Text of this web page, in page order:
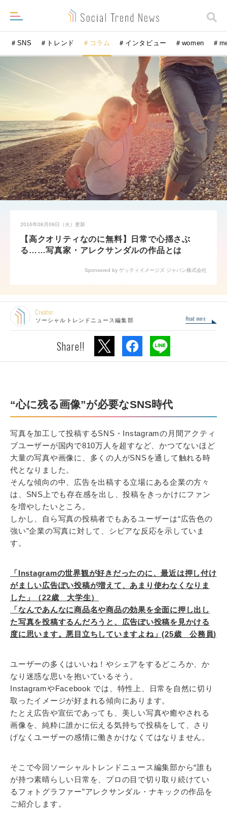
＃SNS ＃トレンド ＃コラム ＃インタビュー ＃women ＃
2016年08月09日（火） 更新
【高クオリティなのに無料】日常で心揺さぶ
る……写真家・アレクサンダルの作品とは
Sponsored by ゲッティイメージズ ジャパン株式会社
Creator
ソーシャルトレンドニュース編集部 Read more
Share!!
“心に残る画像”が必要なSNS時代
写真を加工して投稿するSNS・Instagramの月間アクティ
ブユーザーが国内で810万人を超すなど、かつてないほど
大量の写真や画像に、多くの人がSNSを通して触れる時
代となりました。
そんな傾向の中、広告を出稿する立場にある企業の方々
は、SNS上でも存在感を出し、投稿をきっかけにファン
を増やしたいところ。
しかし、自ら写真の投稿者でもあるユーザーは“広告色の
強い”企業の写真に対して、シビアな反応を示していま
す。
「Instagramの世界観が好きだったのに、最近は押し付け
がましい広告ぽい投稿が増えて、あまり使わなくなりま
した」（22歳 大学生）
「なんであんなに商品名や商品の効果を全面に押し出し
た写真を投稿するんだろうと、広告ぽい投稿を見かける
度に思います。悪目立ちしていますよね」(25歳 公務員)
ユーザーの多くはいいね！やシェアをするどころか、か
なり迷惑な思いを抱いているそう。
InstagramやFacebook では、特性上、日常を自然に切り
取ったイメージが好まれる傾向にあります。
たとえ広告や宣伝であっても、美しい写真や癒やされる
画像を、純粋に誰かに伝える気持ちで投稿をして、さり
げなくユーザーの感情に働きかけなくてはなりません。
そこで今回ソーシャルトレンドニュース編集部から“誰も
が持つ素晴らしい日常を、プロの目で切り取り続けてい
るフォトグラファー”アレクサンダル・ナキックの作品を
ご紹介します。